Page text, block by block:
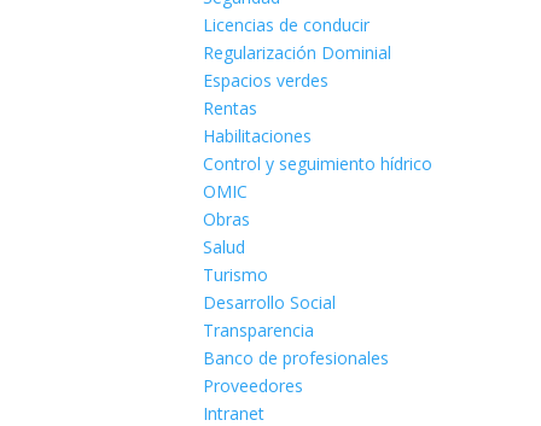
Licencias de conducir
Regularización Dominial
Espacios verdes
Rentas
Habilitaciones
Control y seguimiento hídrico
OMIC
Obras
Salud
Turismo
Desarrollo Social
Transparencia
Banco de profesionales
Proveedores
Intranet